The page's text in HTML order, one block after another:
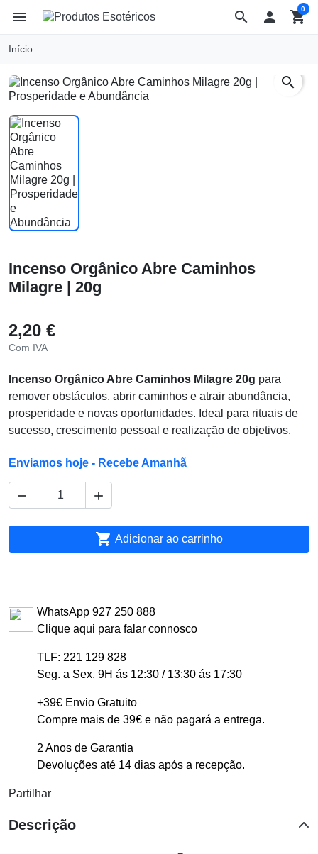
search
menu  shopping_cart
0
Início
search
Incenso Orgânico Abre Caminhos
Milagre | 20g
2,20 €
Com IVA
Incenso Orgânico Abre Caminhos Milagre 20g para
remover obstáculos, abrir caminhos e atrair abundância,
prosperidade e novas oportunidades. Ideal para rituais de
sucesso, crescimento pessoal e realização de objetivos.
Enviamos hoje - Recebe Amanhã
 
 Adicionar ao carrinho
WhatsApp 927 250 888
Clique aqui para falar connosco
TLF: 221 129 828
Seg. a Sex. 9H ás 12:30 / 13:30 ás 17:30
+39€ Envio Gratuito
Compre mais de 39€ e não pagará a entrega.
2 Anos de Garantia
Devoluções até 14 dias após a recepção.
Partilhar
Descrição